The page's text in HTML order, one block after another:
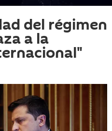
del régimen
a la